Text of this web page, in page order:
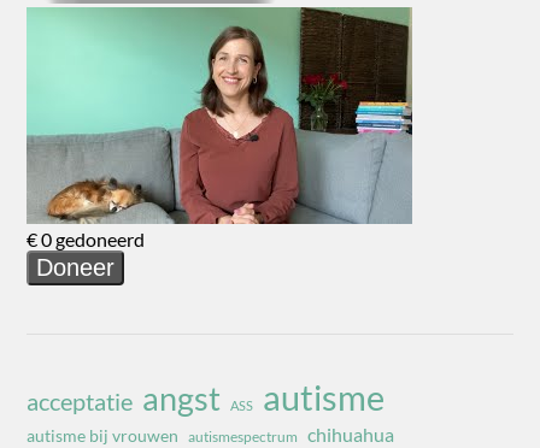
acceptatie angst ASS autisme
autisme bij vrouwen autismespectrum chihuahua